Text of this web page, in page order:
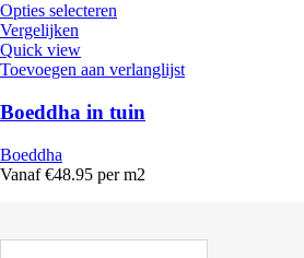
Opties selecteren
Vergelijken
Quick view
Toevoegen aan verlanglijst
Boeddha in tuin
Boeddha
Vanaf €48.95 per m2